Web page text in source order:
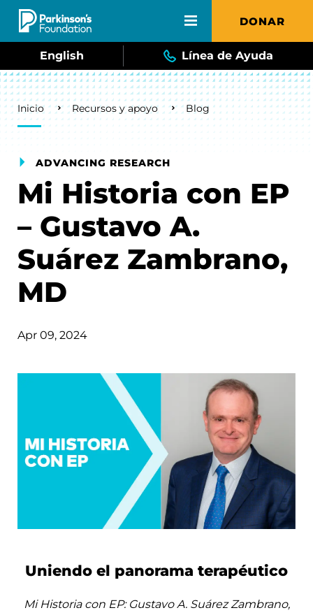
Skip to main content DONAR
English Línea de Ayuda
Breadcrumb
Inicio Recursos y apoyo Blog
ADVANCING RESEARCH
Mi Historia con EP
– Gustavo A.
Suárez Zambrano,
MD
Apr 09, 2024
Uniendo el panorama terapéutico
Mi Historia con EP: Gustavo A. Suárez Zambrano,